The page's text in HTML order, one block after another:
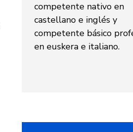
competente nativo en
castellano e inglés y
competente básico
en euskera e italiano.